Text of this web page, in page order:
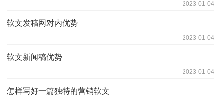
2023-01-04
软文发稿网对内优势
2023-01-04
软文新闻稿优势
2023-01-04
怎样写好一篇独特的营销软文